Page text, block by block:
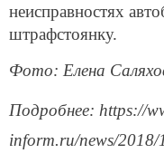
неисправностях
штрафстоянку.
Фото: Елена
Подробнее: https://
inform.ru/news/